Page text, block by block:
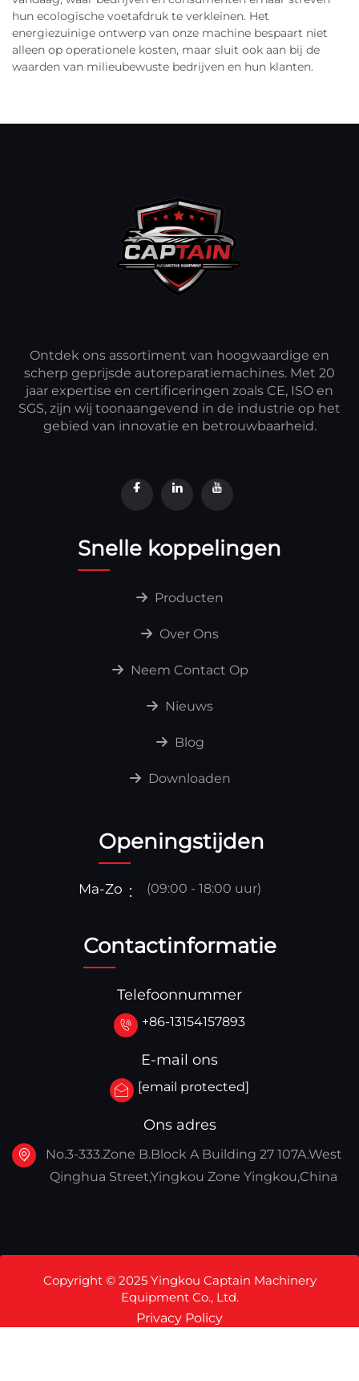
hun ecologische voetafdruk te verkleinen. Het
energiezuinige ontwerp van onze machine bespaart niet
alleen op operationele kosten, maar sluit ook aan bij de
waarden van milieubewuste bedrijven en hun klanten.
Ontdek ons assortiment van hoogwaardige en
scherp geprijsde autoreparatiemachines. Met 20
jaar expertise en certificeringen zoals CE, ISO en
SGS, zijn wij toonaangevend in de industrie op het
gebied van innovatie en betrouwbaarheid.
Snelle koppelingen
Producten
Over Ons
Neem Contact Op
Nieuws
Blog
Downloaden
Openingstijden
Ma-Zo (09:00 - 18:00 uur)
Contactinformatie
Telefoonnummer
+86-13154157893
E-mail ons
[email protected]
Ons adres
No.3-333.Zone B.Block A Building 27 107A.West
Qinghua Street,Yingkou Zone Yingkou,China
Copyright © 2025 Yingkou Captain Machinery
Equipment Co., Ltd.
Privacy Policy